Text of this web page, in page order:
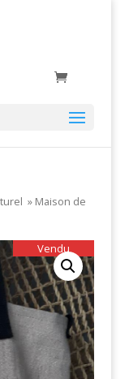
» Maison de
Vendu